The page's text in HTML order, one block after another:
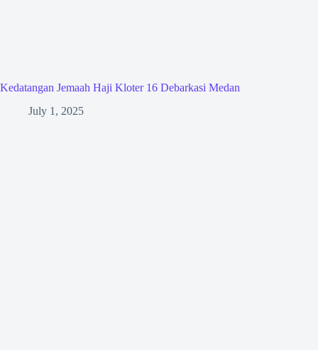
Kedatangan Jemaah Haji Kloter 16 Debarkasi Medan
July 1, 2025